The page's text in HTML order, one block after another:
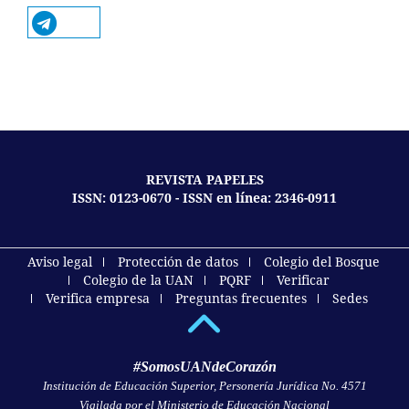
REVISTA PAPELES
ISSN: 0123-0670 - ISSN en línea: 2346-0911
Aviso legal Protección de datos
Colegio del Bosque
Colegio de la UAN
PQRF
Verificar
Verifica empresa
Preguntas frecuentes Sedes
#SomosUANdeCorazón
Institución de Educación Superior, Personería Jurídica No. 4571
Vigilada por el Ministerio de Educación Nacional